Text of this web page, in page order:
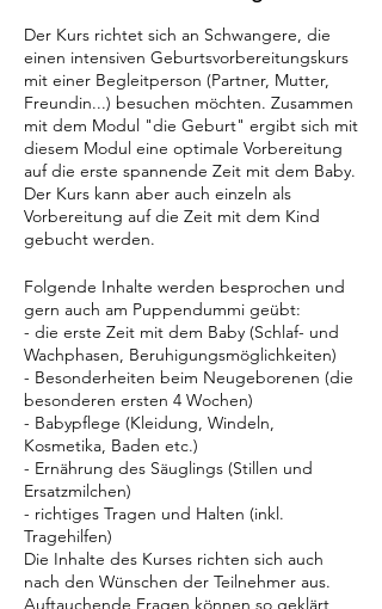
Der Kurs richtet sich an Schwangere, die
einen intensiven Geburtsvorbereitungskurs
mit einer Begleitperson (Partner, Mutter,
Freundin...) besuchen möchten. Zusammen
mit dem Modul "die Geburt" ergibt sich mit
diesem Modul eine optimale Vorbereitung
auf die erste spannende Zeit mit dem Baby.
Der Kurs kann aber auch einzeln als
Vorbereitung auf die Zeit mit dem Kind
gebucht werden.
Folgende Inhalte werden besprochen und
gern auch am Puppendummi geübt:
- die erste Zeit mit dem Baby (Schlaf- und
Wachphasen, Beruhigungsmöglichkeiten)
- Besonderheiten beim Neugeborenen (die
besonderen ersten 4 Wochen)
- Babypflege (Kleidung, Windeln,
Kosmetika, Baden etc.)
- Ernährung des Säuglings (Stillen und
Ersatzmilchen)
- richtiges Tragen und Halten (inkl.
Tragehilfen)
Die Inhalte des Kurses richten sich auch
nach den Wünschen der Teilnehmer aus.
Auftauchende Fragen können so geklärt